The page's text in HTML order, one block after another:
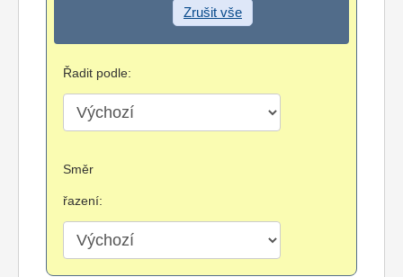
Zrušit vše
Řadit podle:
Směr
řazení: